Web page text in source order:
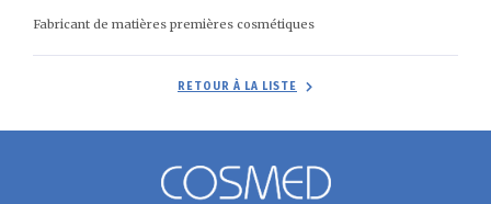
Fabricant de matières premières cosmétiques
RETOUR À LA LISTE